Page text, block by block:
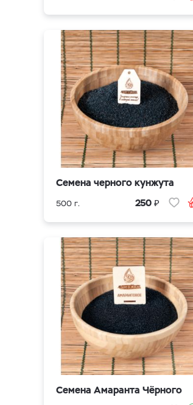
Семена черного кунжута
500 г. 250 ₽
Семена Амаранта Чёрного